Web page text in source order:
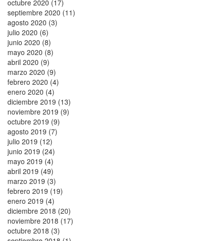
octubre 2020 (17)
septiembre 2020 (11)
agosto 2020 (3)
julio 2020 (6)
junio 2020 (8)
mayo 2020 (8)
abril 2020 (9)
marzo 2020 (9)
febrero 2020 (4)
enero 2020 (4)
diciembre 2019 (13)
noviembre 2019 (9)
octubre 2019 (9)
agosto 2019 (7)
julio 2019 (12)
junio 2019 (24)
mayo 2019 (4)
abril 2019 (49)
marzo 2019 (3)
febrero 2019 (19)
enero 2019 (4)
diciembre 2018 (20)
noviembre 2018 (17)
octubre 2018 (3)